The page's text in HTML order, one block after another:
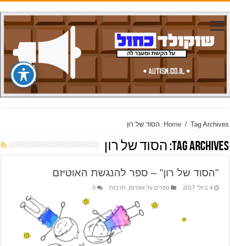
Home / Tag Archives: הסוד של רון
Tag Archives: הסוד של רון
"הסוד של רון" – ספר להנגשת האוטיזם
4 ביולי 2017 ספרים על אוטיזם תרבות 0